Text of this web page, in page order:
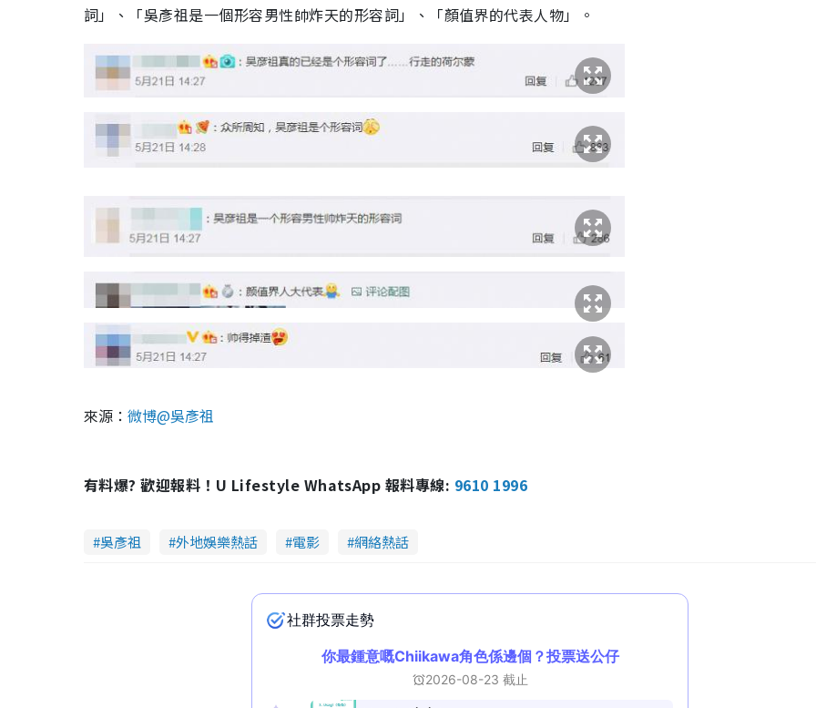
詞」、「吳彥祖是一個形容男性帥炸天的形容詞」、「顏值界的代表人物」。
來源： 微博@吳彥祖
有料爆? 歡迎報料！U Lifestyle WhatsApp 報料專線: 9610 1996
吳彥祖 外地娛樂熱話 電影 網絡熱話